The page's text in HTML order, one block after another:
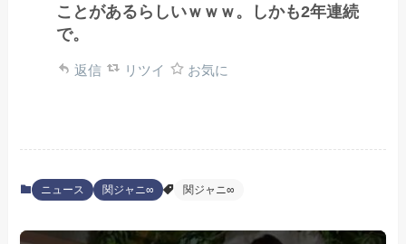
ことがあるらしいｗｗｗ。しかも2年連続
で。
返信 リツイ お気に
ニュース 関ジャニ∞ 関ジャニ∞